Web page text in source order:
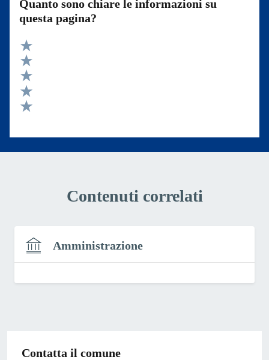
Quanto sono chiare le informazioni su
questa pagina?
Valuta 5 stelle su 5
Valuta 4 stelle su 5
Valuta 3 stelle su 5
Valuta 2 stelle su 5
Contenuti correlati
Amministrazione
Contatta il comune